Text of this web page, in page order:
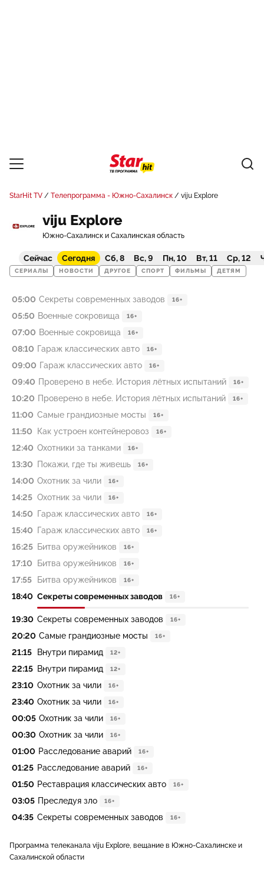
StarHit TV Телепрограмма - Южно-Сахалинск viju Explore
viju Explore
Южно-Сахалинск и Сахалинская область
Сейчас Сегодня Сб, 8 Вс, 9 Пн, 10 Вт, 11 Ср, 12
СЕРИАЛЫ НОВОСТИ ДРУГОЕ СПОРТ ФИЛЬМЫ ДЕТЯМ
05:00 Секреты современных заводов 16+
05:50 Военные сокровища 16+
07:00 Военные сокровища 16+
08:10 Гараж классических авто 16+
09:00 Гараж классических авто 16+
09:40 Проверено в небе. История лётных испытаний 16+
10:20 Проверено в небе. История лётных испытаний 16+
11:00 Самые грандиозные мосты 16+
11:50 Как устроен контейнеровоз 16+
12:40 Охотники за танками 16+
13:30 Покажи, где ты живешь 16+
14:00 Охотник за чили 16+
14:25 Охотник за чили 16+
14:50 Гараж классических авто 16+
15:40 Гараж классических авто 16+
16:25 Битва оружейников 16+
17:10 Битва оружейников 16+
17:55 Битва оружейников 16+
18:40 Секреты современных заводов 16+
19:30 Секреты современных заводов 16+
20:20 Самые грандиозные мосты 16+
21:15 Внутри пирамид 12+
22:15 Внутри пирамид 12+
23:10 Охотник за чили 16+
23:40 Охотник за чили 16+
00:05 Охотник за чили 16+
00:30 Охотник за чили 16+
01:00 Расследование аварий 16+
01:25 Расследование аварий 16+
01:50 Реставрация классических авто 16+
03:05 Преследуя зло 16+
04:35 Секреты современных заводов 16+
Программа телеканала viju Explore, вещание в Южно-Сахалинске и
Сахалинской области